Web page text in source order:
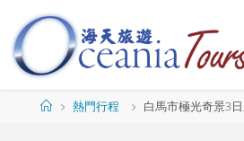
content
Home熱門行程 白馬市極光奇景3